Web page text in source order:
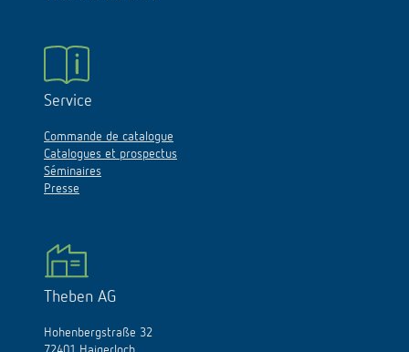
Service
Commande de catalogue
Catalogues et prospectus
Séminaires
Presse
Theben AG
Hohenbergstraße 32